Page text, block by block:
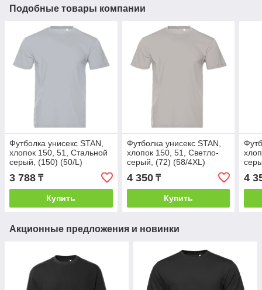
Подобные товары компании
Футболка унисекс STAN,
хлопок 150, 51, Стальной
серый, (150) (50/L)
3 788 ₸
Купить
Футболка унисекс STAN,
хлопок 150, 51, Светло-
серый, (72) (58/4XL)
4 350₸
Купить
4
Акционные предложения и новинки